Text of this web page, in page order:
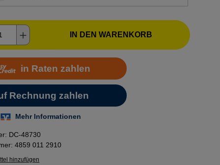
Anzahl: Gib den gewünschten Wert
IN DEN WARENKORB
DC-48730
4859 011 2910
hinzufügen